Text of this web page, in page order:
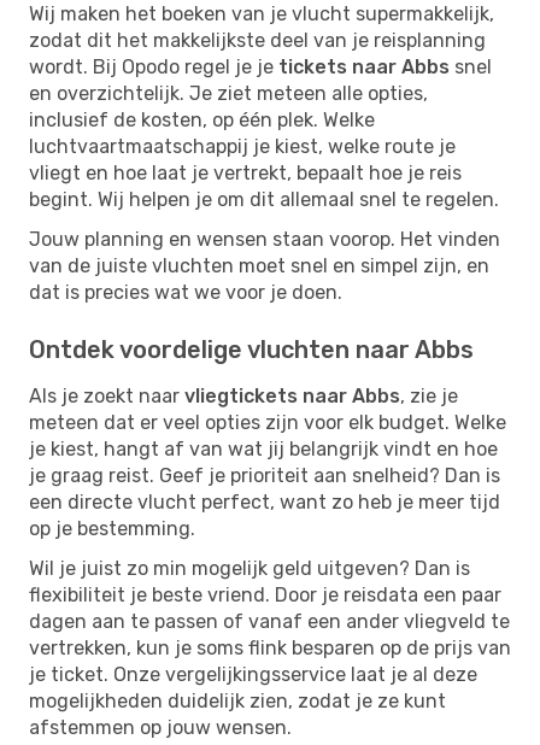
Wij maken het boeken van je vlucht supermakkelijk,
zodat dit het makkelijkste deel van je reisplanning
wordt. Bij Opodo regel je je tickets naar Abbs snel
en overzichtelijk. Je ziet meteen alle opties,
inclusief de kosten, op één plek. Welke
luchtvaartmaatschappij je kiest, welke route je
vliegt en hoe laat je vertrekt, bepaalt hoe je reis
begint. Wij helpen je om dit allemaal snel te regelen.
Jouw planning en wensen staan voorop. Het vinden
van de juiste vluchten moet snel en simpel zijn, en
dat is precies wat we voor je doen.
Ontdek voordelige vluchten naar Abbs
Als je zoekt naar vliegtickets naar Abbs, zie je
meteen dat er veel opties zijn voor elk budget. Welke
je kiest, hangt af van wat jij belangrijk vindt en hoe
je graag reist. Geef je prioriteit aan snelheid? Dan is
een directe vlucht perfect, want zo heb je meer tijd
op je bestemming.
Wil je juist zo min mogelijk geld uitgeven? Dan is
flexibiliteit je beste vriend. Door je reisdata een paar
dagen aan te passen of vanaf een ander vliegveld te
vertrekken, kun je soms flink besparen op de prijs van
je ticket. Onze vergelijkingsservice laat je al deze
mogelijkheden duidelijk zien, zodat je ze kunt
afstemmen op jouw wensen.